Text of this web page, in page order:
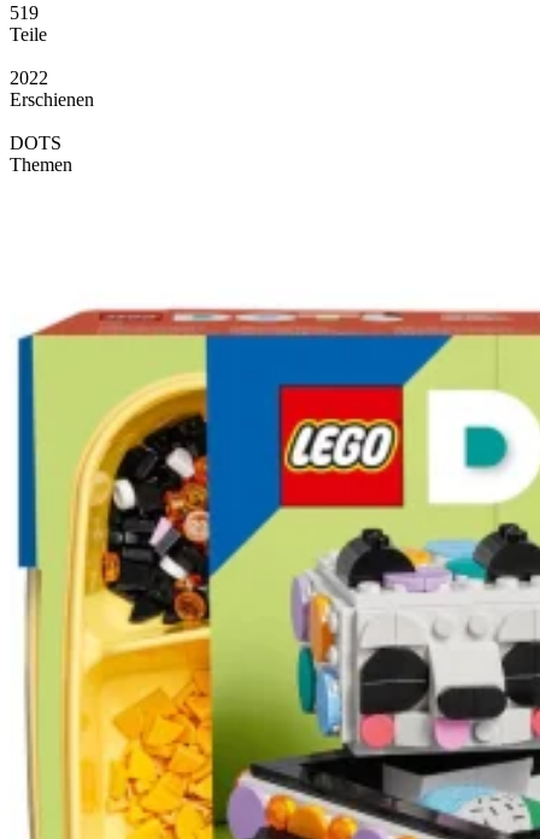
519
Teile
2022
Erschienen
DOTS
Themen